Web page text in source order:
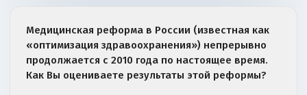
Медицинская реформа в России (известная как
«оптимизация здравоохранения») непрерывно
продолжается с 2010 года по настоящее время.
Как Вы оцениваете результаты этой реформы?